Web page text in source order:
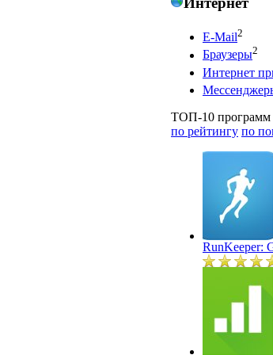
E-Mail2
Браузеры2
Интернет
ТОП-10 программ
по рейтингу по
RunKeeper: